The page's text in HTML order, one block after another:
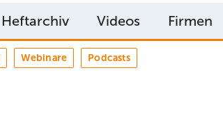
Heftarchiv Videos Firmen
Webinare Podcasts